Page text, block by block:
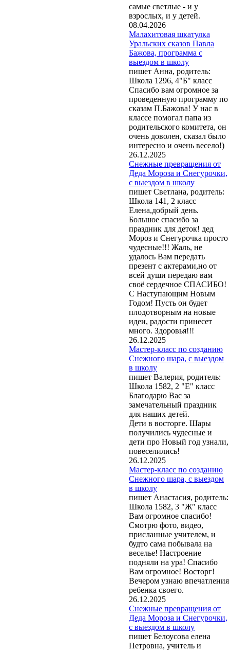
самые светлые - и у
взрослых, и у детей.
08.04.2026
Малахитовая шкатулка
Уральских сказов Павла
Бажова, программа с
выездом в школу
пишет Анна, родитель:
Школа 1296, 4"Б" класс
Спасибо вам огромное за
проведенную программу по
сказам П.Бажова! У нас в
классе помогал папа из
родительского комитета, он
очень доволен, сказал было
интересно и очень весело!)
26.12.2025
Снежные превращения от
Деда Мороза и Снегурочки,
с выездом в школу
пишет Светлана, родитель:
Школа 141, 2 класс
Елена,добрый день.
Большое спасибо за
праздник для деток! дед
Мороз и Снегурочка просто
чудесные!!! Жаль, не
удалось Вам передать
презент с актерами,но от
всей души передаю вам
своё сердечное СПАСИБО!
С Наступающим Новым
Годом! Пусть он будет
плодотворным на новые
идеи, радости принесет
много. Здоровья!!!
26.12.2025
Мастер-класс по созданию
Снежного шара, с выездом
в школу
пишет Валерия, родитель:
Школа 1582, 2 "Е" класс
Благодарю Вас за
замечательный праздник
для наших детей.
Дети в восторге. Шары
получились чудесные и
дети про Новый год узнали,
повеселились!
26.12.2025
Мастер-класс по созданию
Снежного шара, с выездом
в школу
пишет Анастасия, родитель:
Школа 1582, 3 "Ж" класс
Вам огромное спасибо!
Смотрю фото, видео,
присланные учителем, и
будто сама побывала на
веселье! Настроение
подняли на ура! Спасибо
Вам огромное! Восторг!
Вечером узнаю впечатления
ребенка своего.
26.12.2025
Снежные превращения от
Деда Мороза и Снегурочки,
с выездом в школу
пишет Белоусова елена
Петровна, учитель и